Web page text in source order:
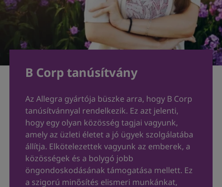
B Corp tanúsítvány
Az Allegra gyártója büszke arra, hogy B Corp
tanúsítvánnyal rendelkezik. Ez azt jelenti,
hogy egy olyan közösség tagjai vagyunk,
amely az üzleti életet a jó ügyek szolgálatába
állítja. Elkötelezettek vagyunk az emberek, a
közösségek és a bolygó jobb
öngondoskodásának támogatása mellett. Ez
a szigorú minősítés elismeri munkánkat,